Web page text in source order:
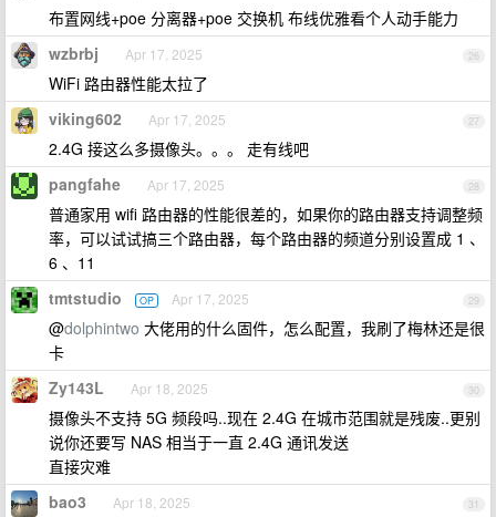
布置网线+poe 分离器+poe 交换机 布线优雅看个人动手能力
26
wzbrbj Apr 17, 2025
WiFi 路由器性能太拉了
27
viking602 Apr 17, 2025
2.4G 接这么多摄像头。。。 走有线吧
28
pangfahe Apr 17, 2025
普通家用 wifi 路由器的性能很差的，如果你的路由器支持调整频
率，可以试试搞三个路由器，每个路由器的频道分别设置成 1 、
6 、11
29
tmtstudio OP Apr 17, 2025
@dolphintwo 大佬用的什么固件，怎么配置，我刷了梅林还是很
卡
30
Zy143L Apr 18, 2025
摄像头不支持 5G 频段吗..现在 2.4G 在城市范围就是残废..更别
说你还要写 NAS 相当于一直 2.4G 通讯发送
直接灾难
31
bao3 Apr 18, 2025